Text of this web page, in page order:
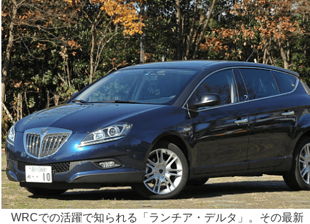
WRCでの活躍で知られる「ランチア・デルタ」。その最新